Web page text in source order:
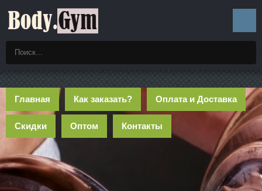
Главная Как заказать? Оплата и Доставка
Скидки Оптом Контакты